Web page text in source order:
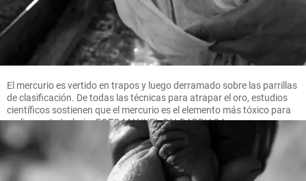
El mercurio es vertido en trapos y luego derramado sobre las parrillas
de clasificación. De todas las técnicas para atrapar el oro, estudios
científicos sostienen que el mercurio es el elemento más tóxico para
realizar este trabajo. FOTO MANUEL SALDARRIAGA